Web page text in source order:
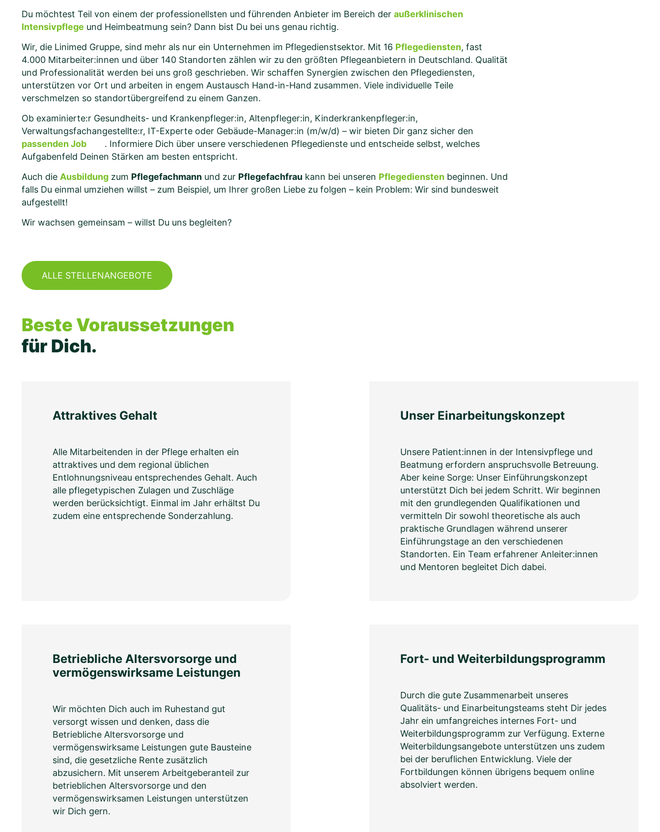
Du möchtest Teil von einem der professionellsten und führenden Anbieter im Bereich der außerklinischen
Intensivpflege und Heimbeatmung sein? Dann bist Du bei uns genau richtig.
Wir, die Linimed Gruppe, sind mehr als nur ein Unternehmen im Pflegedienstsektor. Mit 16 Pflegediensten, fast
4.000 Mitarbeiter:innen und über 140 Standorten zählen wir zu den größten Pflegeanbietern in Deutschland. Qualität
und Professionalität werden bei uns groß geschrieben. Wir schaffen Synergien zwischen den Pflegediensten,
unterstützen vor Ort und arbeiten in engem Austausch Hand-in-Hand zusammen. Viele individuelle Teile
verschmelzen so standortübergreifend zu einem Ganzen.
Ob examinierte:r Gesundheits- und Krankenpfleger:in, Altenpfleger:in, Kinderkrankenpfleger:in,
Verwaltungsfachangestellte:r, IT-Experte oder Gebäude-Manager:in (m/w/d) – wir bieten Dir ganz sicher den
passenden Job
. Informiere Dich über unsere verschiedenen Pflegedienste und entscheide selbst, welches
Aufgabenfeld Deinen Stärken am besten entspricht.
Auch die Ausbildung zum Pflegefachmann und zur Pflegefachfrau kann bei unseren Pflegediensten beginnen. Und
falls Du einmal umziehen willst – zum Beispiel, um Ihrer großen Liebe zu folgen – kein Problem: Wir sind bundesweit
aufgestellt!
Wir wachsen gemeinsam – willst Du uns begleiten?
ALLE STELLENANGEBOTE
Beste Voraussetzungen
für Dich.
Attraktives Gehalt
Alle Mitarbeitenden in der Pflege erhalten ein
attraktives und dem regional üblichen
Entlohnungsniveau entsprechendes Gehalt. Auch
alle pflegetypischen Zulagen und Zuschläge
werden berücksichtigt. Einmal im Jahr erhältst Du
zudem eine entsprechende Sonderzahlung.
Unser Einarbeitungskonzept
Unsere Patient:innen in der Intensivpflege und
Beatmung erfordern anspruchsvolle Betreuung.
Aber keine Sorge: Unser Einführungskonzept
unterstützt Dich bei jedem Schritt. Wir beginnen
mit den grundlegenden Qualifikationen und
vermitteln Dir sowohl theoretische als auch
praktische Grundlagen während unserer
Einführungstage an den verschiedenen
Standorten. Ein Team erfahrener Anleiter:innen
und Mentoren begleitet Dich dabei.
Betriebliche Altersvorsorge und
vermögenswirksame Leistungen
Wir möchten Dich auch im Ruhestand gut
versorgt wissen und denken, dass die
Betriebliche Altersvorsorge und
vermögenswirksame Leistungen gute Bausteine
sind, die gesetzliche Rente zusätzlich
abzusichern. Mit unserem Arbeitgeberanteil zur
betrieblichen Altersvorsorge und den
vermögenswirksamen Leistungen unterstützen
wir Dich gern.
Fort- und Weiterbildungsprogramm
Durch die gute Zusammenarbeit unseres
Qualitäts- und Einarbeitungsteams steht Dir jedes
Jahr ein umfangreiches internes Fort- und
Weiterbildungsprogramm zur Verfügung. Externe
Weiterbildungsangebote unterstützen uns zudem
bei der beruflichen Entwicklung. Viele der
Fortbildungen können übrigens bequem online
absolviert werden.